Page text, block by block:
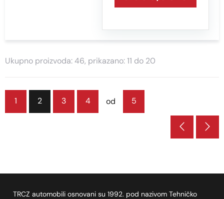
Ukupno proizvoda: 46, prikazano: 11 do 20
1 2 3 4 od 5
TRCZ automobili osnovani su 1992. pod nazivom Tehničko